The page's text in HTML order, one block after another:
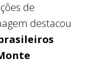
de
destacou